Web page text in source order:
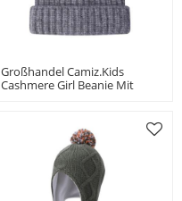
Großhandel Camiz.kids
Cashmere Girl Beanie Mit